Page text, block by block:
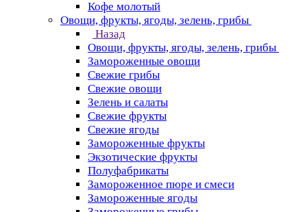
Кофе молотый
Овощи, фрукты, ягоды, зелень, грибы
Назад
Овощи, фрукты, ягоды, зелень, грибы
Замороженные овощи
Свежие грибы
Свежие овощи
Зелень и салаты
Свежие фрукты
Свежие ягоды
Замороженные фрукты
Экзотические фрукты
Полуфабрикаты
Замороженное пюре и смеси
Замороженные ягоды